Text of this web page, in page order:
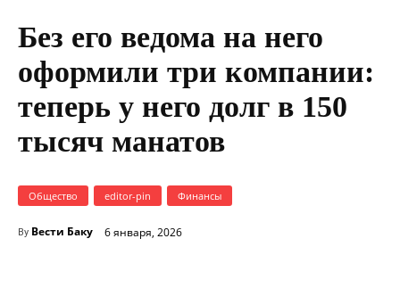
Без его ведома на него
оформили три компании:
теперь у него долг в 150
тысяч манатов
Общество editor-pin Финансы
By Вести Баку 6 января, 2026